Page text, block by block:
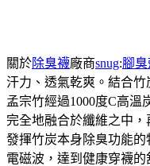
關於除臭襪廠商snug:腳臭
汗力、透氣乾爽。結合
孟宗竹經過1000度C高溫
完全地融合於纖維之中
發揮竹炭本身除臭功能
電磁波，達到健康穿襪的